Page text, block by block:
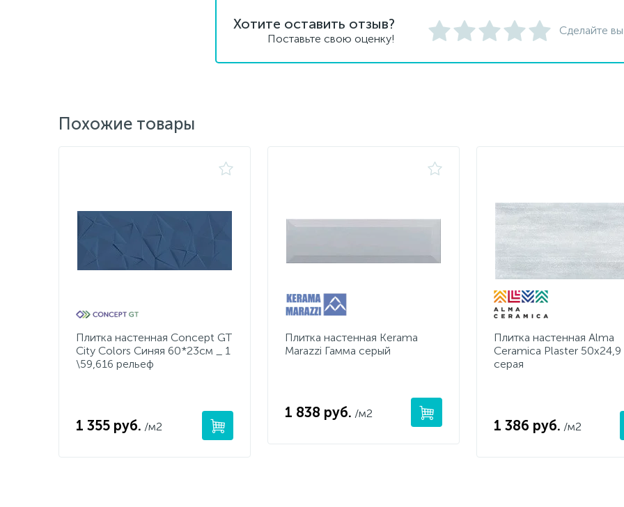
Хотите оставить отзыв?
Поставьте свою оценку!
Сделайте
Похожие товары
Плитка настенная Concept GT
City Colors Синяя 60*23см _ 1
\59,616 рельеф
1 355 руб. /м2
Плитка настенная Kerama
Marazzi Гамма серый
1 838 руб. /м2
Плитка настенная Alma
Ceramica Plaster 50х24,9
серая
1 386 руб. /м2